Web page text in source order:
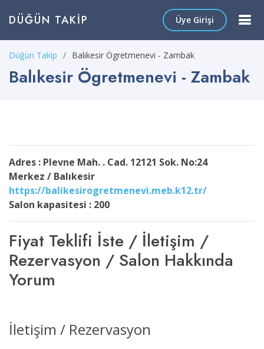
DÜĞÜN TAKIP Üye Girişi
Düğün Takip Balıkesir Ögretmenevi - Zambak
Balıkesir Ögretmenevi - Zambak
Adres : Plevne Mah. . Cad. 12121 Sok. No:24
Merkez / Balıkesir
https://balikesirogretmenevi.meb.k12.tr/
Salon kapasitesi : 200
Fiyat Teklifi İste / İletişim /
Rezervasyon / Salon Hakkında
Yorum
İletişim / Rezervasyon